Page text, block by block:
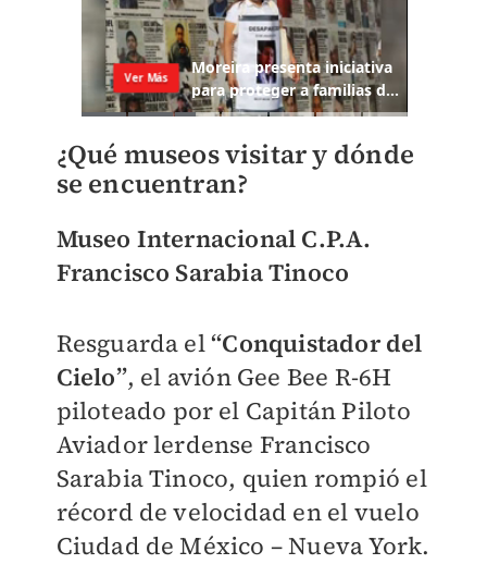
¿Qué museos visitar y dónde
se encuentran?
Museo Internacional C.P.A.
Francisco Sarabia Tinoco
Resguarda el“Conquistador del
Cielo”, el avión Gee Bee R-6H
piloteado por el Capitán Piloto
Aviador lerdense Francisco
Sarabia Tinoco, quien rompió el
récord de velocidad en el vuelo
Ciudad de México – Nueva York.